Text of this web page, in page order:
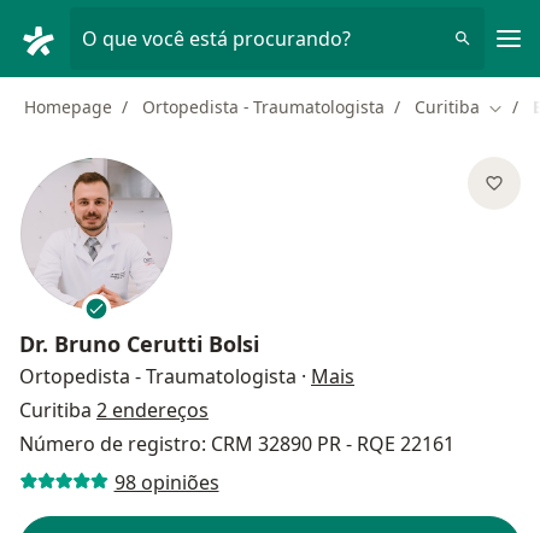
O que você está procurando?
Homepage Ortopedista - Traumatologista Curitiba
Dr. Bruno Cerutti Bolsi
Ortopedista - Traumatologista · Mais
Curitiba 2 endereços
Número de registro: CRM 32890 PR - RQE 22161
98 opiniões